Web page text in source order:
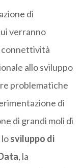
di
verranno
connettività
allo sviluppo
problematiche
di
di grandi moli di
sviluppo di
, la